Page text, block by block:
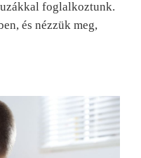
foglalkoztunk.
és nézzük meg,